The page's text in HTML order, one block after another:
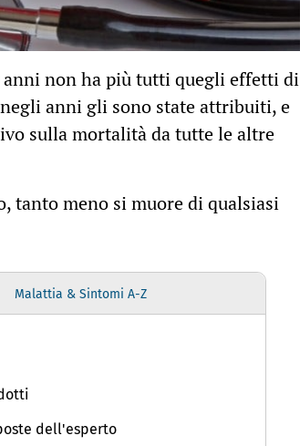
non ha più tutti quegli effetti di
anni gli sono state attribuiti, e
sulla mortalità da tutte le altre
tanto meno si muore di qualsiasi
Malattia & Sintomi A-Z
dell'esperto